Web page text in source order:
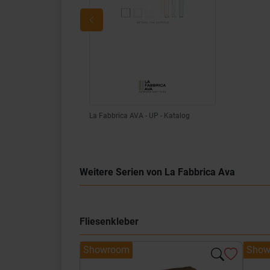
La Fabbrica AVA - UP - Katalog
Weitere Serien von La Fabbrica Ava
Fliesenkleber
Showroom